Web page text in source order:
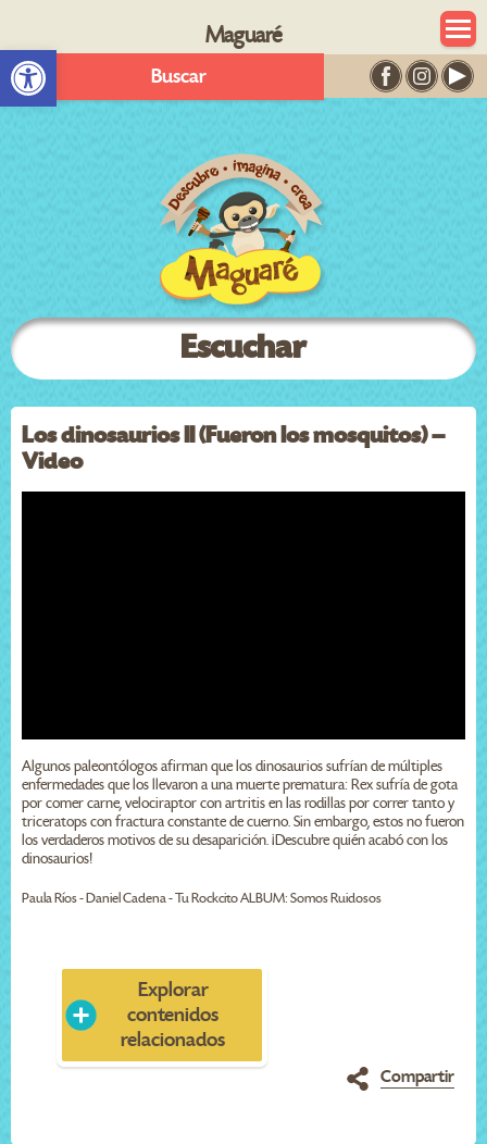
Abrir barra de herramientas
Maguaré
Buscar
Escuchar
Los dinosaurios II (Fueron los mosquitos) –
Video
Algunos paleontólogos afirman que los dinosaurios sufrían de múltiples
enfermedades que los llevaron a una muerte prematura: Rex sufría de gota
por comer carne, velociraptor con artritis en las rodillas por correr tanto y
triceratops con fractura constante de cuerno. Sin embargo, estos no fueron
los verdaderos motivos de su desaparición. ¡Descubre quién acabó con los
dinosaurios!
Paula Ríos - Daniel Cadena - Tu Rockcito ALBUM: Somos Ruidosos
Explorar
contenidos
relacionados
Compartir